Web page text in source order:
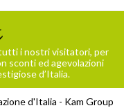
i nostri visitatori, per
sconti ed agevolazioni
d’Italia.
d'Italia - Kam Group